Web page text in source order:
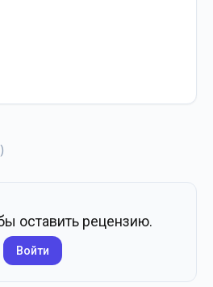
оставить рецензию.
Войти